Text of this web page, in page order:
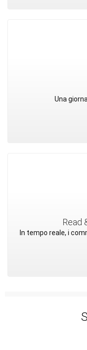
Una
Read
In tempo reale, i